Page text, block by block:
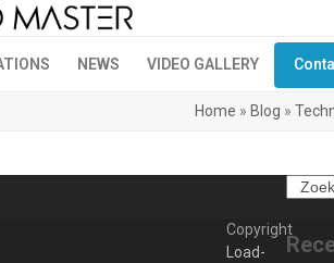
NEWS VIDEO GALLERY
Home » Blog »
Search
Copyright
Load-